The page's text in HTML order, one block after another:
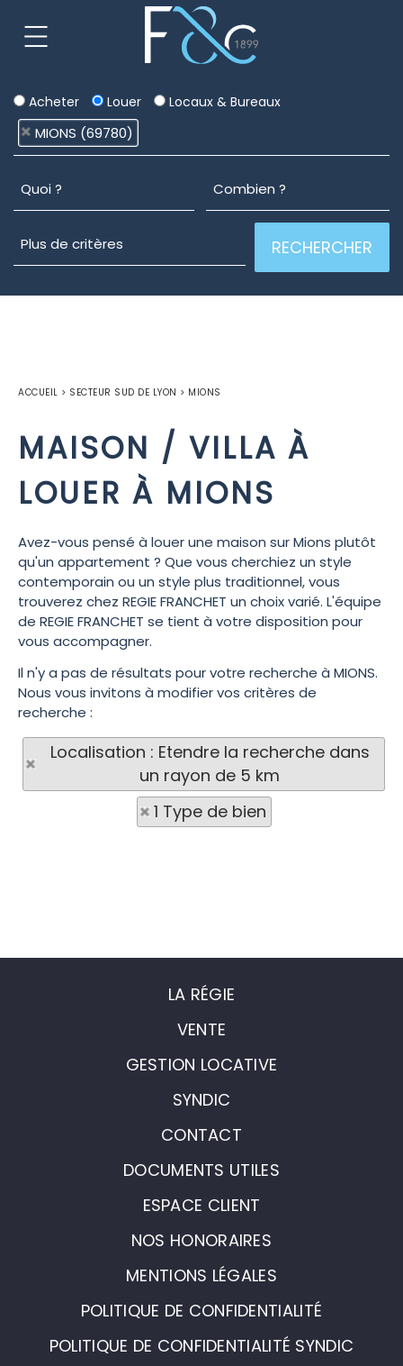
Acheter Louer Locaux & Bureaux
MIONS (69780)
ACCUEIL > SECTEUR SUD DE LYON > MIONS
MAISON / VILLA À
LOUER À MIONS
Avez-vous pensé à louer une maison sur Mions plutôt
qu'un appartement ? Que vous cherchiez un style
contemporain ou un style plus traditionnel, vous
trouverez chez REGIE FRANCHET un choix varié. L'équipe
de REGIE FRANCHET se tient à votre disposition pour
vous accompagner.
Il n'y a pas de résultats pour votre recherche à MIONS.
Nous vous invitons à modifier vos critères de
recherche :
Localisation : Etendre la recherche dans
un rayon de 5 km
1 Type de bien
LA RÉGIE
VENTE
GESTION LOCATIVE
SYNDIC
CONTACT
DOCUMENTS UTILES
ESPACE CLIENT
NOS HONORAIRES
MENTIONS LÉGALES
POLITIQUE DE CONFIDENTIALITÉ
POLITIQUE DE CONFIDENTIALITÉ SYNDIC